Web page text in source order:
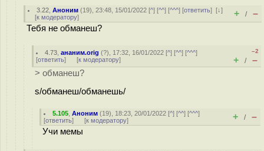
3.22 ,Аноним (19), 23:48, 15/01/2022 [^] [^^] [^^^] [ответить][↓]
[к модератору] + / –
Тебя не обманеш?
4.73 ,ананим.orig (?), 17:32, 16/01/2022 [^] [^^] [^^^]
[ответить] [к модератору]
–2
+ / –
> обманеш?
s/обманеш/обманешь/
5.105 ,Аноним (19), 18:23, 20/01/2022 [^] [^^] [^^^]
[ответить] [к модератору] + / –
Учи мемы